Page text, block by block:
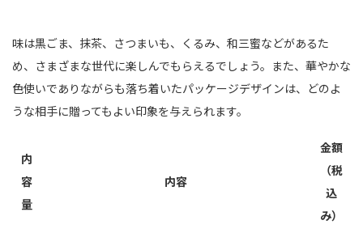
味は黒ごま、抹茶、さつまいも、くるみ、和三蜜などがあるた
め、さまざまな世代に楽しんでもらえるでしょう。また、華やかな
色使いでありながらも落ち着いたパッケージデザインは、どのよ
うな相手に贈ってもよい印象を与えられます。
内
容
量
内容
金額
（税
込
み）